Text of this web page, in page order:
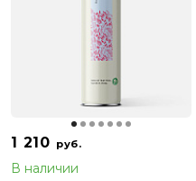
1 210 руб.
В наличии